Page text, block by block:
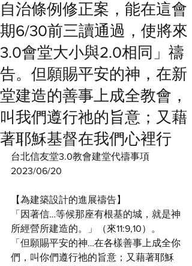
自治條例修正案，能在這會
期6/30前三讀通過，使將來
3.0會堂大小與2.0相同」禱
告。但願賜平安的神，在新
堂建造的善事上成全教會，
叫我們遵行祂的旨意；又藉
著耶穌基督在我們心裡行
台北信友堂3.0教會建堂代禱事項
2023/06/20
【為建築設計的進展禱告】
「因著信…等候那座有根基的城，就是神
所經營所建造的。」（來11:9,10）。
「但願賜平安的神…在各樣善事上成全你
們，叫你們遵行祂的旨意；又藉著耶穌